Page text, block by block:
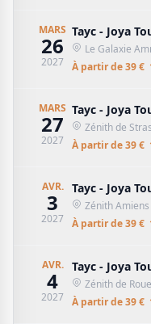
MARS
26
2027
Tayc - Joya
Le Galaxie
À partir de39€
MARS
27
2027
Tayc - Joya
Zénith de
À partir de39€
AVR.
3
2027
Tayc - Joya
Zénith
À partir de39€
AVR.
4
2027
Tayc - Joya
Zénith de
À partir de39€